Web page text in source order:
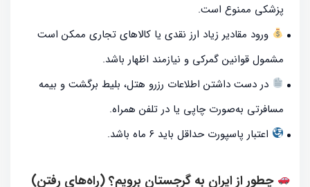
پزشکی ممنوع است.
ورود مقادیر زیاد ارز نقدی یا کالاهای تجاری ممکن است
مشمول قوانین گمرکی و نیازمند اظهار باشد.
در دست داشتن اطلاعات رزرو هتل، بلیط برگشت و بیمه
مسافرتی به‌صورت چاپی یا در تلفن همراه.
اعتبار پاسپورت حداقل باید ۶ ماه باشد.
چطور از ایران به گرجستان برویم؟ (راه‌های رفتن)